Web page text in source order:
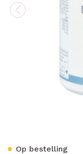
Op bestelling